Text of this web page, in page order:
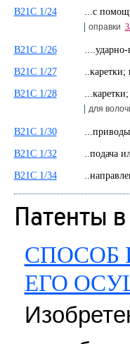
B21C 1/24 ...с
оправки
B21C 1/26
B21C 1/27
B21C 1/28
для
B21C 1/30
B21C 1/32 ..подача
B21C 1/34
Патенты
СПОСОБ
ЕГО